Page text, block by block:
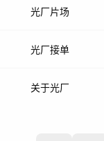
热门音乐
光厂片场
上传案例
光厂接单
上架服务
关于光厂